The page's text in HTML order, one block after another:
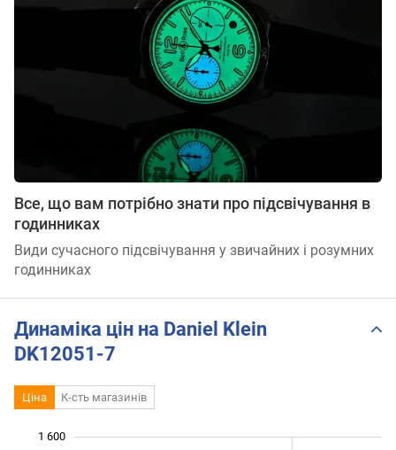
Все, що вам потрібно знати про підсвічування в
годинниках
Види сучасного підсвічування у звичайних і розумних
годинниках
Динаміка цін на Daniel Klein
DK12051-7
Ціна К-сть магазинів
1 600